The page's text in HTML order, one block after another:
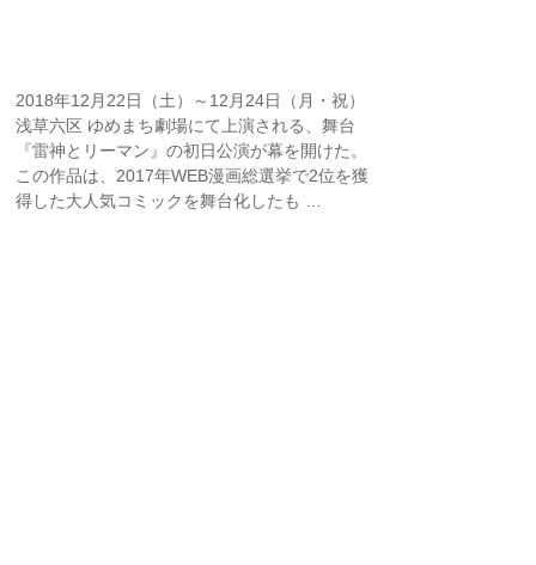
2018年12月22日（土）～12月24日（月・祝）
浅草六区 ゆめまち劇場にて上演される、舞台
『雷神とリーマン』の初日公演が幕を開けた。
この作品は、2017年WEB漫画総選挙で2位を獲
得した大人気コミックを舞台化したも …